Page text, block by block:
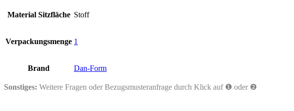
Material Sitzfläche Stoff
Verpackungsmenge 1
Brand Dan-Form
Sonstiges: Weitere Fragen oder Bezugsmusteranfrage durch Klick auf ❶ oder ❷